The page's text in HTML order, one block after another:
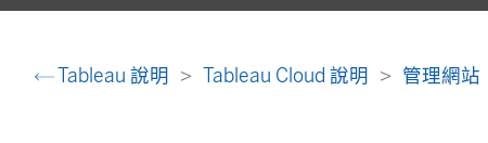
Tableau 說明 Tableau Cloud 說明 管理網站